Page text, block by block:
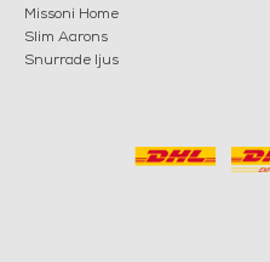
Missoni Home
Slim Aarons
Snurrade ljus